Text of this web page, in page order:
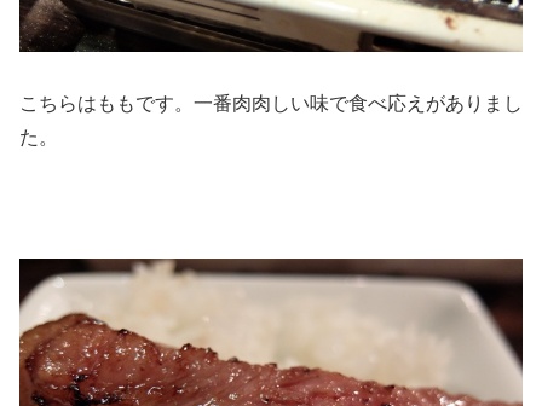
こちらはももです。一番肉肉しい味で食べ応えがありまし
た。